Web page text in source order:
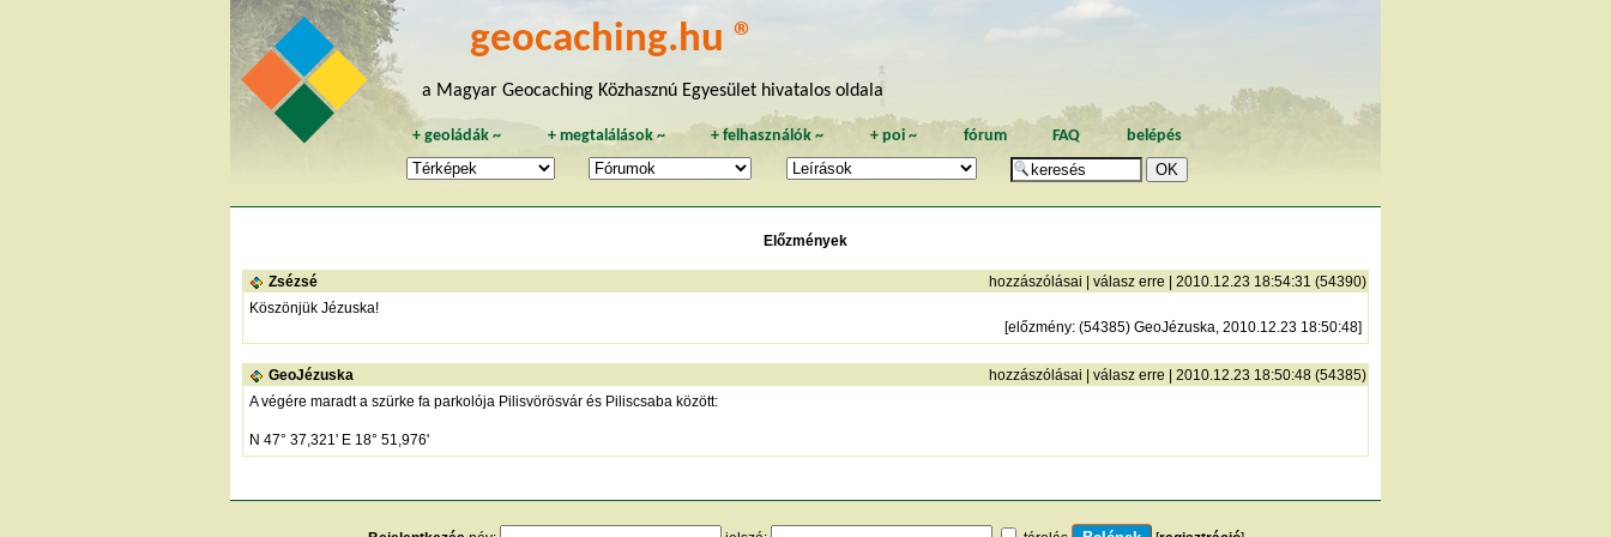
geocaching.hu ®
a Magyar Geocaching Közhasznú Egyesület hivatalos oldala
+geoládák ~ + megtalálások~ +felhasználók ~ + poi~ fórum FAQ belépés
Előzmények
Zsézsé hozzászólásai válasz erre | 2010.12.23 18:54:31 (54390)
Köszönjük Jézuska!
[előzmény: (54385) GeoJézuska, 2010.12.23 18:50:48]
GeoJézuska hozzászólásai válasz erre | 2010.12.23 18:50:48 (54385)
A végére maradt a szürke fa parkolója Pilisvörösvár és Piliscsaba között:
N 47° 37,321' E 18° 51,976'